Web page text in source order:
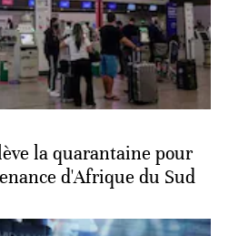
la quarantaine pour
d'Afrique du Sud